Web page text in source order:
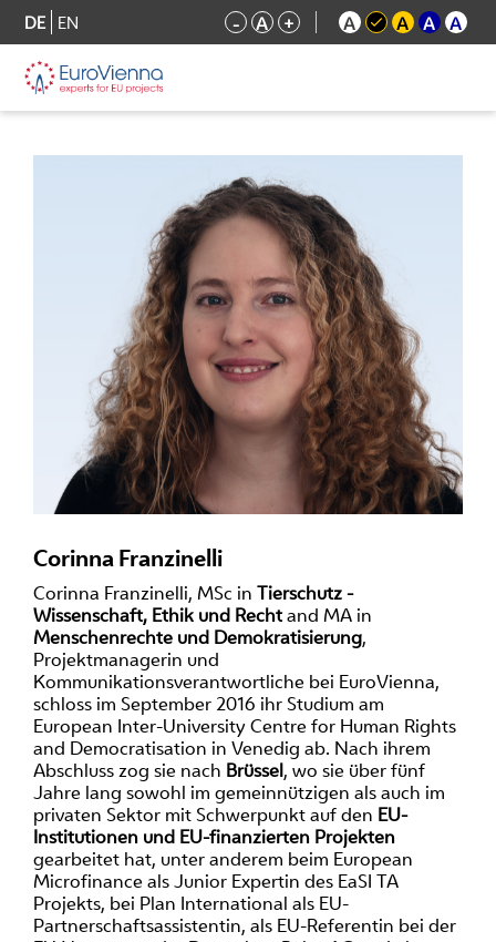
DE EN - A + A A A A
Corinna Franzinelli
Corinna Franzinelli, MSc in Tierschutz -
Wissenschaft, Ethik und Rechtand MA in
Menschenrechte und Demokratisierung,
Projektmanagerin und
Kommunikationsverantwortliche bei EuroVienna,
schloss im September 2016 ihr Studium am
European Inter-University Centre for Human Rights
and Democratisation in Venedig ab. Nach ihrem
Abschluss zog sie nach Brüssel, wo sie über fünf
Jahre lang sowohl im gemeinnützigen als auch im
privaten Sektor mit Schwerpunkt auf den EU-
Institutionen und EU-finanzierten Projekten
gearbeitet hat, unter anderem beim European
Microfinance als Junior Expertin des EaSI TA
Projekts, bei Plan International als EU-
Partnerschaftsassistentin, als EU-Referentin bei der